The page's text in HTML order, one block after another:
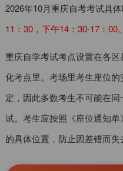
2026年10月重庆自考考试具体
11：30，下午14：30-17：00。
重庆自学考试考点设置在各
化考点里。考场里考生座位
定，因此多数考生不可能在
试。考生应按照《座位通知
的具体位置，防止因差错而失